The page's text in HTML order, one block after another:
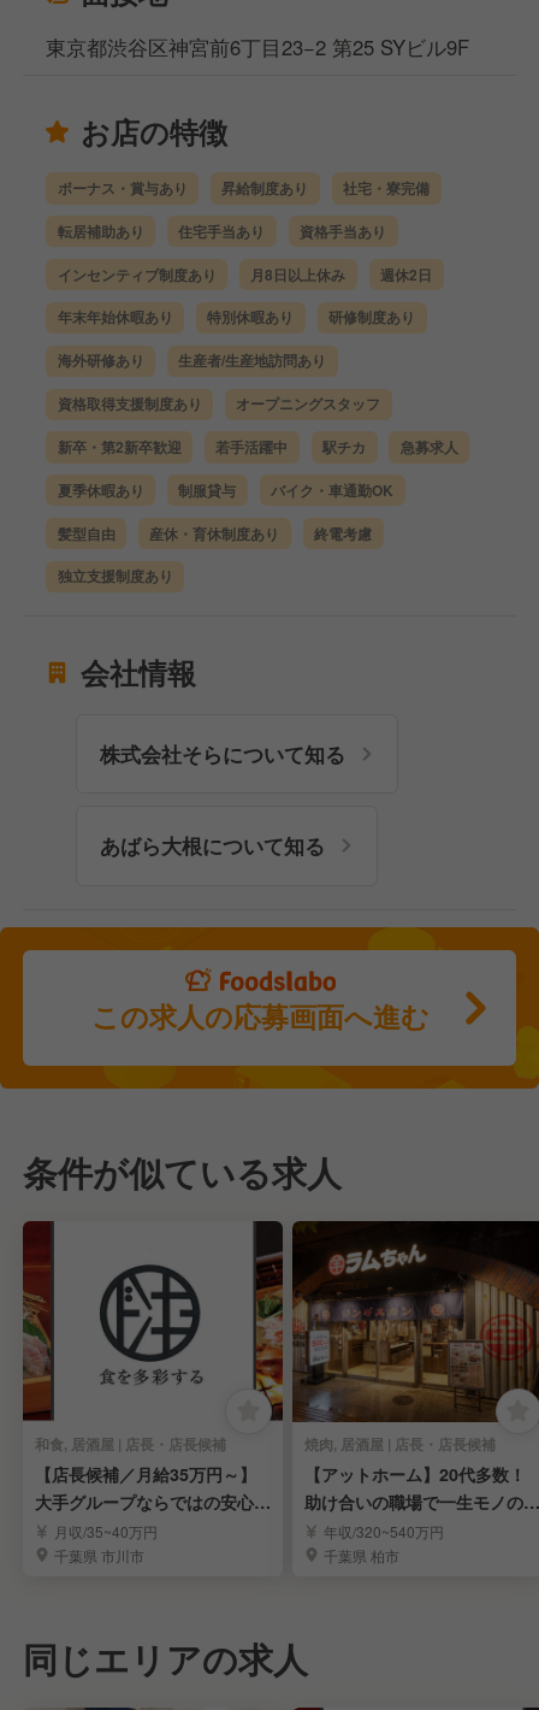
東京都渋谷区神宮前6丁目23−2 第25 SYビル9F
お店の特徴
ボーナス・賞与あり 昇給制度あり 社宅・寮完備
転居補助あり 住宅手当あり 資格手当あり
インセンティブ制度あり 月8日以上休み 週休2日
年末年始休暇あり 特別休暇あり 研修制度あり
海外研修あり 生産者/生産地訪問あり
資格取得支援制度あり オープニングスタッフ
新卒・第2新卒歓迎 若手活躍中 駅チカ 急募求人
夏季休暇あり 制服貸与 バイク・車通勤OK
髪型自由 産休・育休制度あり 終電考慮
独立支援制度あり
会社情報
株式会社そらについて知る
あばら大根について知る
この求人の応募画面へ進む
条件が似ている求人
和食, 居酒屋 | 店長・店長候補
【店長候補／月給35万円～】
大手グループならではの安心環
境で長く活躍
月収/35~40万円
千葉県 市川市
焼肉, 居酒屋 | 店長・店長候補
【アットホーム】20代多数！
助け合いの職場で一生モノの経
営ノウハウを学ぶ！
年収/320~540万円
千葉県 柏市
同じエリアの求人